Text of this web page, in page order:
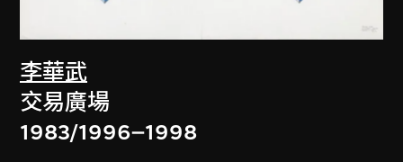
李華武
交易廣場
1983/1996–1998